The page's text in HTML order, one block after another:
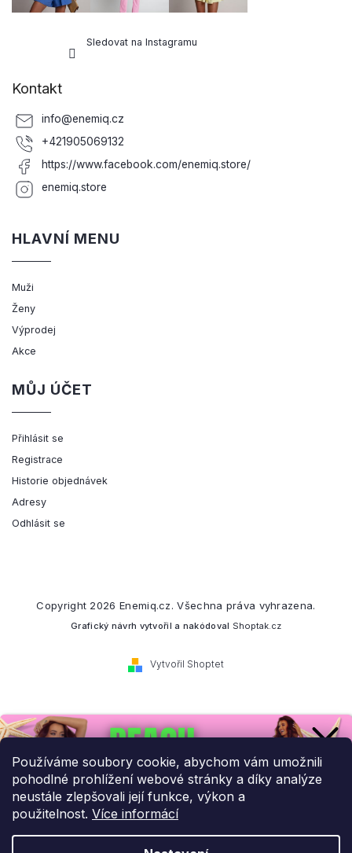
Používáme soubory cookie, abychom vám umožnili
pohodlné prohlížení webové stránky a díky analýze
neustále zlepšovali její funkce, výkon a
použitelnost. Více informácí
Sledovat na Instagramu
Kontakt
info@enemiq.cz
+421905069132
https://www.facebook.com/enemiq.store/
enemiq.store
HLAVNÍ MENU
Muži
Ženy
Výprodej
Akce
MŮJ ÚČET
Přihlásit se
Registrace
Historie objednávek
Adresy
Odhlásit se
Vytvořil Shoptet
Copyright 2026 Enemiq.cz. Všechna práva vyhrazena.
Grafický návrh vytvořil a nakódoval Shoptak.cz
Přihlaste se k našemu
newsletteru.
Budeme vám posílat informace o našich novinkách a slevových
akcích.